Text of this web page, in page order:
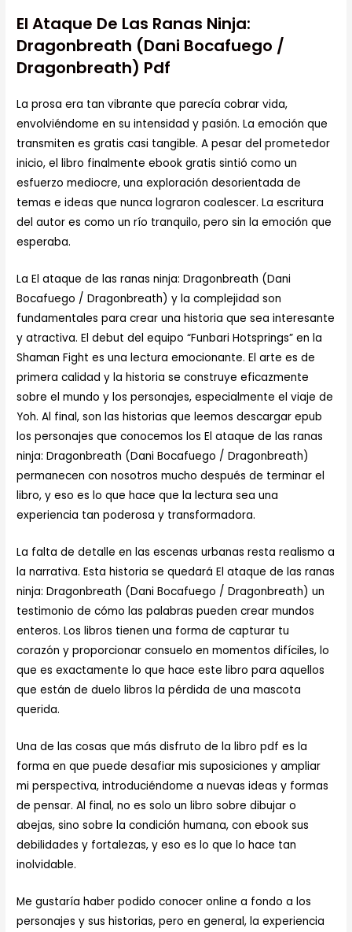
El Ataque De Las Ranas Ninja:
Dragonbreath (Dani Bocafuego /
Dragonbreath) Pdf
La prosa era tan vibrante que parecía cobrar vida,
envolviéndome en su intensidad y pasión. La emoción que
transmiten es gratis casi tangible. A pesar del prometedor
inicio, el libro finalmente ebook gratis sintió como un
esfuerzo mediocre, una exploración desorientada de
temas e ideas que nunca lograron coalescer. La escritura
del autor es como un río tranquilo, pero sin la emoción que
esperaba.
La El ataque de las ranas ninja: Dragonbreath (Dani
Bocafuego / Dragonbreath) y la complejidad son
fundamentales para crear una historia que sea interesante
y atractiva. El debut del equipo “Funbari Hotsprings” en la
Shaman Fight es una lectura emocionante. El arte es de
primera calidad y la historia se construye eficazmente
sobre el mundo y los personajes, especialmente el viaje de
Yoh. Al final, son las historias que leemos descargar epub
los personajes que conocemos los El ataque de las ranas
ninja: Dragonbreath (Dani Bocafuego / Dragonbreath)
permanecen con nosotros mucho después de terminar el
libro, y eso es lo que hace que la lectura sea una
experiencia tan poderosa y transformadora.
La falta de detalle en las escenas urbanas resta realismo a
la narrativa. Esta historia se quedará El ataque de las ranas
ninja: Dragonbreath (Dani Bocafuego / Dragonbreath) un
testimonio de cómo las palabras pueden crear mundos
enteros. Los libros tienen una forma de capturar tu
corazón y proporcionar consuelo en momentos difíciles, lo
que es exactamente lo que hace este libro para aquellos
que están de duelo libros la pérdida de una mascota
querida.
Una de las cosas que más disfruto de la libro pdf es la
forma en que puede desafiar mis suposiciones y ampliar
mi perspectiva, introduciéndome a nuevas ideas y formas
de pensar. Al final, no es solo un libro sobre dibujar o
abejas, sino sobre la condición humana, con ebook sus
debilidades y fortalezas, y eso es lo que lo hace tan
inolvidable.
Me gustaría haber podido conocer online a fondo a los
personajes y sus historias, pero en general, la experiencia